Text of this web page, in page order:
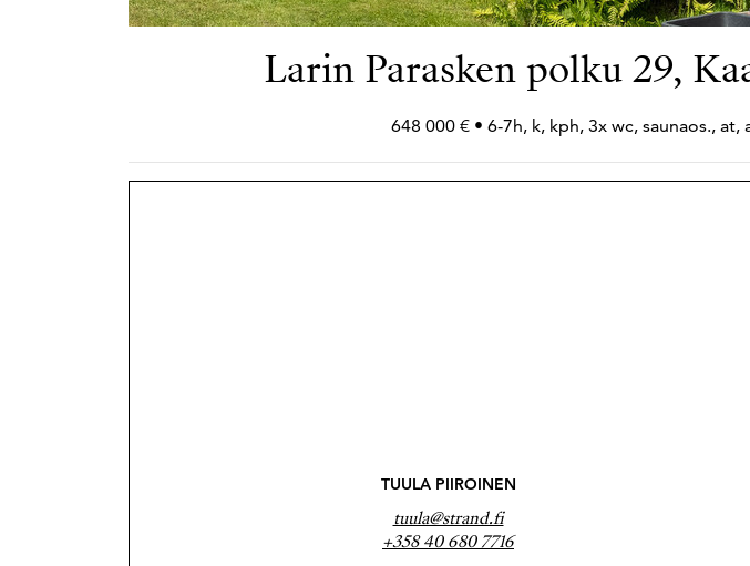
Larin Parasken polku 29,
648 000 € • 6-7h, k, kph, 3x wc, saunaos.,
TUULA PIIROINEN
tuula@strand.fi
+358 40 680 7716